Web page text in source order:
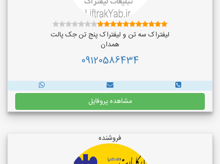
لیفتراک سه تن و لیفتراک پنج تن جک پالت
همدان
09120586434
مشاهده پروفایل
فروشنده